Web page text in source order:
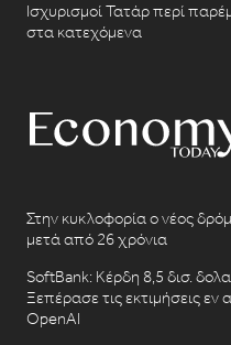
Ισχυρισμοί Τατάρ περί
στα κατεχόμενα
Στην κυκλοφορία ο νέος
μετά από 26 χρόνια
SoftBank: Κέρδη 8,5 δισ.
Ξεπέρασε τις εκτιμήσεις
OpenAI